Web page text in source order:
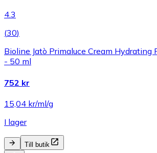
4.3
(30)
Bioline Jatò Primaluce Cream Hydrating
- 50 ml
752 kr
15,04 kr/ml/g
I lager
Till butik